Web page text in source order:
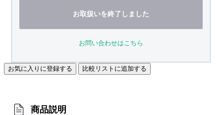
お取扱いを終了しました
お問い合わせはこちら
お気に入りに登録する 比較リストに追加する
商品説明